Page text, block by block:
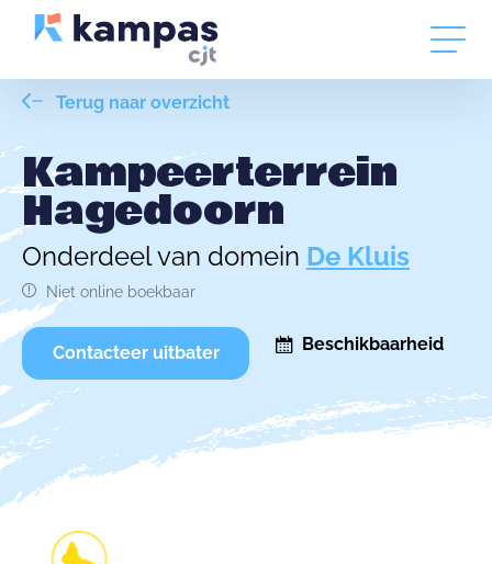
Terug naar overzicht
Kampeerterrein
Hagedoorn
Onderdeel van domein De Kluis
Niet online boekbaar
Contacteer uitbater Beschikbaarheid